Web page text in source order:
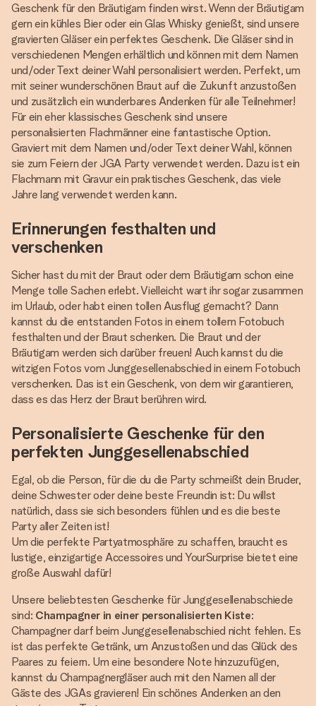
Geschenk für den Bräutigam finden wirst. Wenn der Bräutigam
gern ein kühles Bier oder ein Glas Whisky genießt, sind unsere
gravierten Gläser ein perfektes Geschenk. Die Gläser sind in
verschiedenen Mengen erhältlich und können mit dem Namen
und/oder Text deiner Wahl personalisiert werden. Perfekt, um
mit seiner wunderschönen Braut auf die Zukunft anzustoßen
und zusätzlich ein wunderbares Andenken für alle Teilnehmer!
Für ein eher klassisches Geschenk sind unsere
personalisierten Flachmänner eine fantastische Option.
Graviert mit dem Namen und/oder Text deiner Wahl, können
sie zum Feiern der JGA Party verwendet werden. Dazu ist ein
Flachmann mit Gravur ein praktisches Geschenk, das viele
Jahre lang verwendet werden kann.
Erinnerungen festhalten und
verschenken
Sicher hast du mit der Braut oder dem Bräutigam schon eine
Menge tolle Sachen erlebt. Vielleicht wart ihr sogar zusammen
im Urlaub, oder habt einen tollen Ausflug gemacht? Dann
kannst du die entstanden Fotos in einem tollem Fotobuch
festhalten und der Braut schenken. Die Braut und der
Bräutigam werden sich darüber freuen! Auch kannst du die
witzigen Fotos vom Junggesellenabschied in einem Fotobuch
verschenken. Das ist ein Geschenk, von dem wir garantieren,
dass es das Herz der Braut berühren wird.
Personalisierte Geschenke für den
perfekten Junggesellenabschied
Egal, ob die Person, für die du die Party schmeißt dein Bruder,
deine Schwester oder deine beste Freundin ist: Du willst
natürlich, dass sie sich besonders fühlen und es die beste
Party aller Zeiten ist!
Um die perfekte Partyatmosphäre zu schaffen, braucht es
lustige, einzigartige Accessoires und YourSurprise bietet eine
große Auswahl dafür!
Unsere beliebtesten Geschenke für Junggesellenabschiede
sind: Champagner in einer personalisierten Kiste:
Champagner darf beim Junggesellenabschied nicht fehlen. Es
ist das perfekte Getränk, um Anzustoßen und das Glück des
Paares zu feiern. Um eine besondere Note hinzuzufügen,
kannst du Champagnergläser auch mit den Namen all der
Gäste des JGAs gravieren! Ein schönes Andenken an den